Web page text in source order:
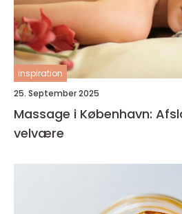
inspiration
25. September 2025
Massage i København:
velvære